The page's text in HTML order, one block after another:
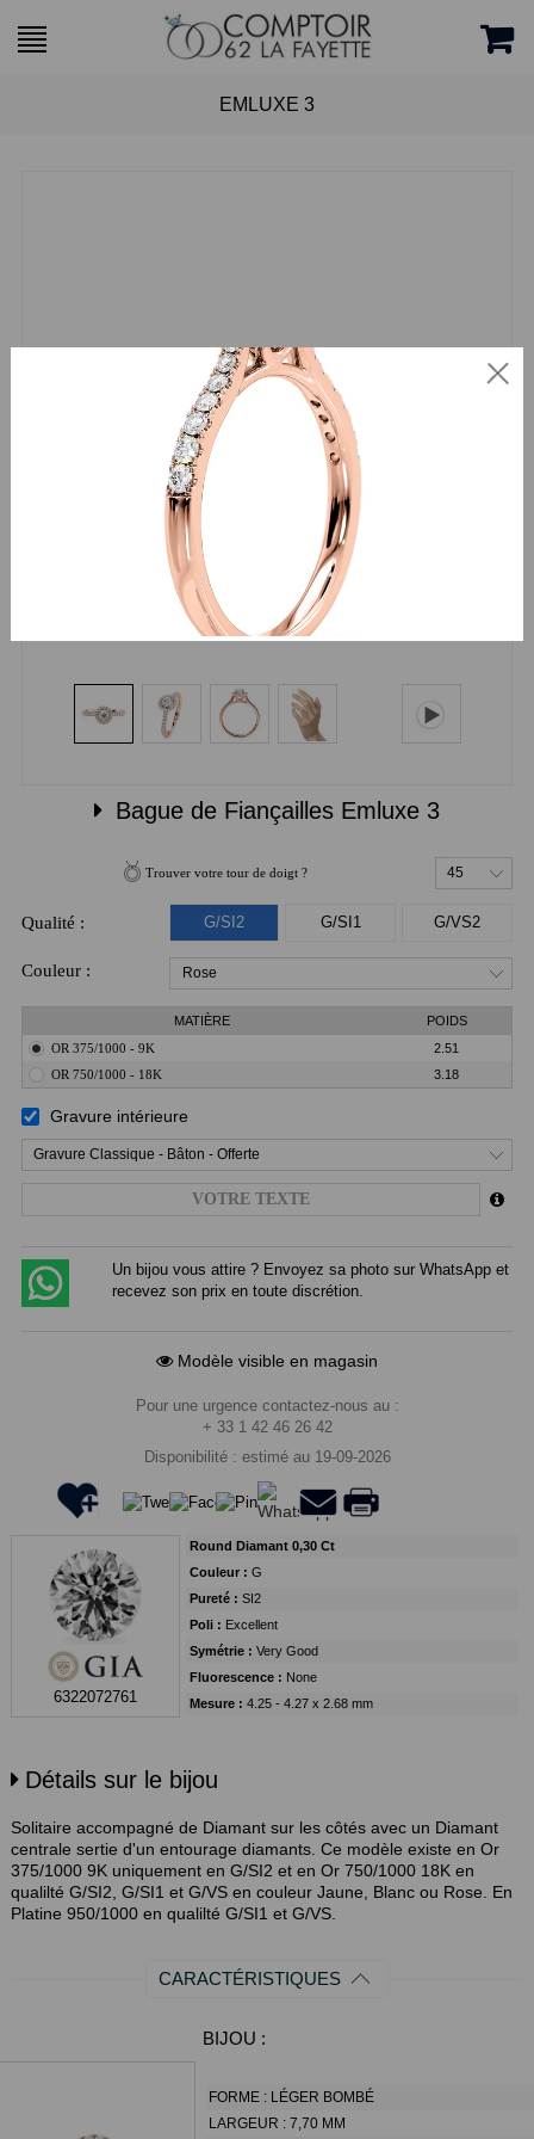
EMLUXE 3
Bague de Fiançailles Emluxe 3
Trouver votre tour de doigt ? 45
Qualité : G/SI2 G/SI1 G/VS2
Couleur : Rose
MATIÈRE
POIDS
OR 375/1000 - 9K
2.51
OR 750/1000 - 18K
3.18
Gravure intérieure
Gravure Classique - Bâton - Offerte
Un bijou vous attire ? Envoyez sa photo sur WhatsApp et
recevez son prix en toute discrétion.
Modèle visible en magasin
Pour une urgence contactez-nous au :
+ 33 1 42 46 26 42
Disponibilité : estimé au 19-09-2026
6322072761
Round Diamant 0,30 Ct
Couleur : G
Pureté : SI2
Poli : Excellent
Symétrie : Very Good
Fluorescence : None
Mesure : 4.25 - 4.27 x 2.68 mm
Détails sur le bijou
Solitaire accompagné de Diamant sur les côtés avec un Diamant
centrale sertie d'un entourage diamants. Ce modèle existe en Or
375/1000 9K uniquement en G/SI2 et en Or 750/1000 18K en
qualilté G/SI2, G/SI1 et G/VS en couleur Jaune, Blanc ou Rose. En
Platine 950/1000 en qualilté G/SI1 et G/VS.
CARACTÉRISTIQUES
BIJOU :
FORME : LÉGER BOMBÉ
LARGEUR :7,70 MM